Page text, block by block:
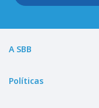
A SBB
Políticas